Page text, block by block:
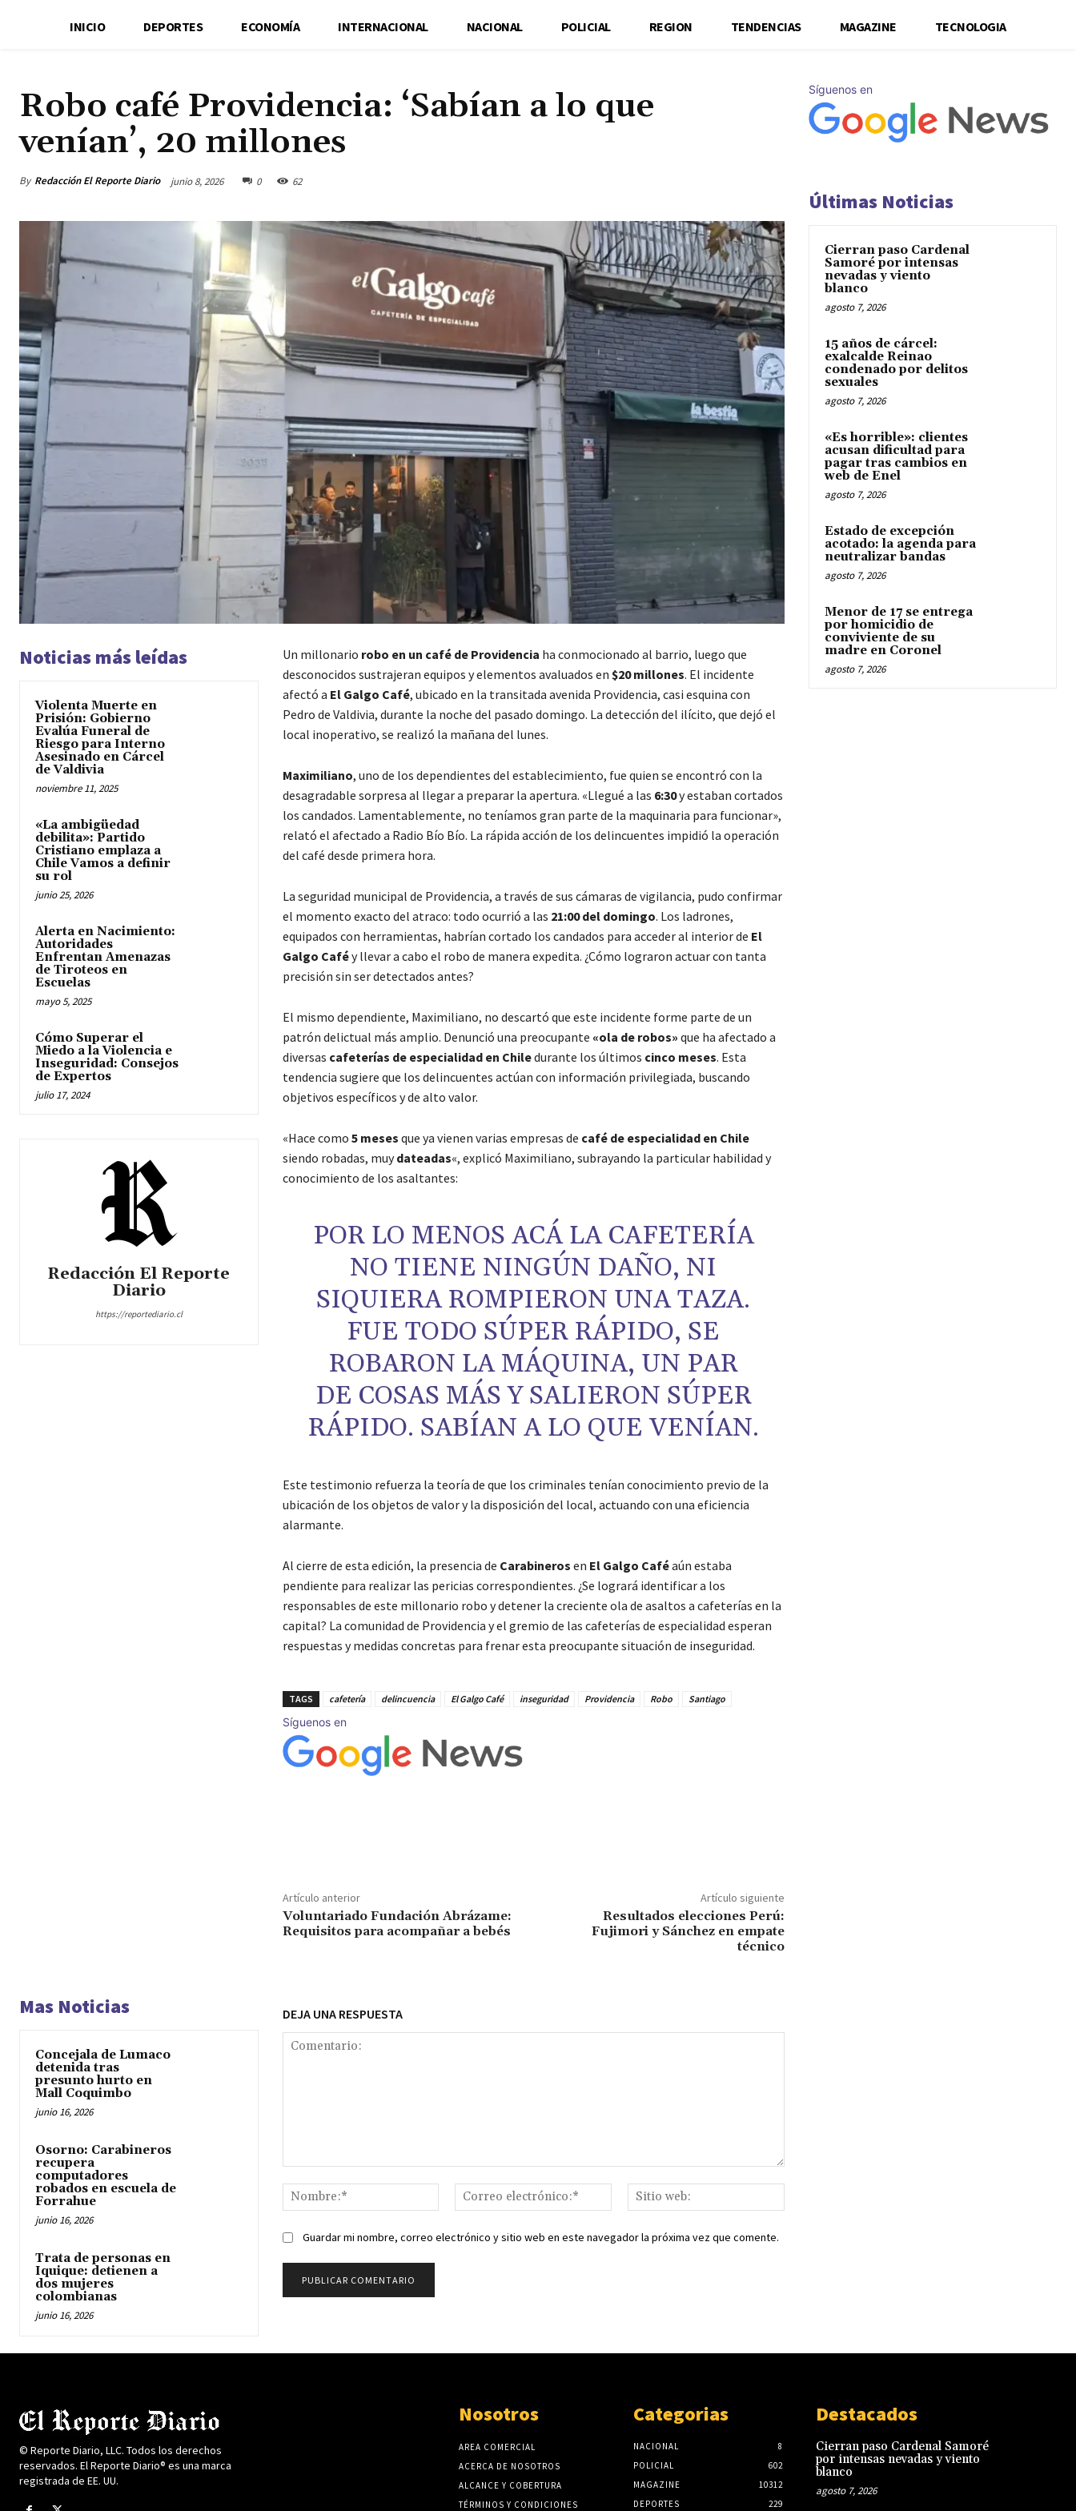
INICIO DEPORTES ECONOMÍA INTERNACIONAL NACIONAL POLICIAL REGION TENDENCIAS MAGAZINE TECNOLOGIA
Robo café Providencia: ‘Sabían a lo que
venían’, 20 millones
By Redacción El Reporte Diario junio 8, 2026 0 62
Noticias más leídas
Violenta Muerte en
Prisión: Gobierno
Evalúa Funeral de
Riesgo para Interno
Asesinado en Cárcel
de Valdivia
noviembre 11, 2025
«La ambigüedad
debilita»: Partido
Cristiano emplaza a
Chile Vamos a definir
su rol
junio 25, 2026
Alerta en Nacimiento:
Autoridades
Enfrentan Amenazas
de Tiroteos en
Escuelas
mayo 5, 2025
Cómo Superar el
Miedo a la Violencia e
Inseguridad: Consejos
de Expertos
julio 17, 2024
Redacción El Reporte
Diario
https://reportediario.cl
Un millonario robo en un café de Providencia ha conmocionado al barrio, luego que
desconocidos sustrajeran equipos y elementos avaluados en $20 millones. El incidente
afectó a El Galgo Café, ubicado en la transitada avenida Providencia, casi esquina con
Pedro de Valdivia, durante la noche del pasado domingo. La detección del ilícito, que dejó el
local inoperativo, se realizó la mañana del lunes.
Maximiliano, uno de los dependientes del establecimiento, fue quien se encontró con la
desagradable sorpresa al llegar a preparar la apertura. «Llegué a las 6:30y estaban cortados
los candados. Lamentablemente, no teníamos gran parte de la maquinaria para funcionar»,
relató el afectado a Radio Bío Bío. La rápida acción de los delincuentes impidió la operación
del café desde primera hora.
La seguridad municipal de Providencia, a través de sus cámaras de vigilancia, pudo confirmar
el momento exacto del atraco: todo ocurrió a las 21:00 del domingo. Los ladrones,
equipados con herramientas, habrían cortado los candados para acceder al interior de El
Galgo Caféy llevar a cabo el robo de manera expedita. ¿Cómo lograron actuar con tanta
precisión sin ser detectados antes?
El mismo dependiente, Maximiliano, no descartó que este incidente forme parte de un
patrón delictual más amplio. Denunció una preocupante «ola de robos» que ha afectado a
diversas cafeterías de especialidad en Chiledurante los últimos cinco meses. Esta
tendencia sugiere que los delincuentes actúan con información privilegiada, buscando
objetivos específicos y de alto valor.
«Hace como 5 meses que ya vienen varias empresas de café de especialidad en Chile
siendo robadas, muydateadas«, explicó Maximiliano, subrayando la particular habilidad y
conocimiento de los asaltantes:
POR LO MENOS ACÁ LA CAFETERÍA
NO TIENE NINGÚN DAÑO, NI
SIQUIERA ROMPIERON UNA TAZA.
FUE TODO SÚPER RÁPIDO, SE
ROBARON LA MÁQUINA, UN PAR
DE COSAS MÁS Y SALIERON SÚPER
RÁPIDO. SABÍAN A LO QUE VENÍAN.
Este testimonio refuerza la teoría de que los criminales tenían conocimiento previo de la
ubicación de los objetos de valor y la disposición del local, actuando con una eficiencia
alarmante.
Al cierre de esta edición, la presencia de Carabineros en El Galgo Caféaún estaba
pendiente para realizar las pericias correspondientes. ¿Se logrará identificar a los
responsables de este millonario robo y detener la creciente ola de asaltos a cafeterías en la
capital? La comunidad de Providencia y el gremio de las cafeterías de especialidad esperan
respuestas y medidas concretas para frenar esta preocupante situación de inseguridad.
TAGS cafetería delincuencia El Galgo Café inseguridad Providencia Robo Santiago
Síguenos en
Artículo anterior
Voluntariado Fundación Abrázame:
Requisitos para acompañar a bebés
Artículo siguiente
Resultados elecciones Perú:
Fujimori y Sánchez en empate
técnico
Mas Noticias
Concejala de Lumaco
detenida tras
presunto hurto en
Mall Coquimbo
junio 16, 2026
Osorno: Carabineros
recupera
computadores
robados en escuela de
Forrahue
junio 16, 2026
Trata de personas en
Iquique: detienen a
dos mujeres
colombianas
junio 16, 2026
DEJA UNA RESPUESTA
Nombre:*
Correo
electrónico:*
web:
Guardar mi nombre, correo electrónico y sitio web en este navegador la próxima vez que comente.
Síguenos en
Últimas Noticias
Cierran paso Cardenal
Samoré por intensas
nevadas y viento
blanco
agosto 7, 2026
15 años de cárcel:
exalcalde Reinao
condenado por delitos
sexuales
agosto 7, 2026
«Es horrible»: clientes
acusan dificultad para
pagar tras cambios en
web de Enel
agosto 7, 2026
Estado de excepción
acotado: la agenda para
neutralizar bandas
agosto 7, 2026
Menor de 17 se entrega
por homicidio de
conviviente de su
madre en Coronel
agosto 7, 2026
© Reporte Diario, LLC. Todos los derechos
reservados. El Reporte Diario® es una marca
registrada de EE. UU.
Nosotros
AREA COMERCIAL
ACERCA DE NOSOTROS
ALCANCE Y COBERTURA
TÉRMINOS Y CONDICIONES
Categorias
NACIONAL
8
POLICIAL
602
MAGAZINE
10312
DEPORTES
229
Destacados
Cierran paso Cardenal Samoré
por intensas nevadas y viento
blanco
agosto 7, 2026